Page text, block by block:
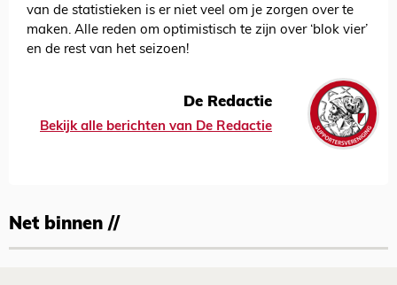
van de statistieken is er niet veel om je zorgen over te
maken. Alle reden om optimistisch te zijn over ‘blok vier’
en de rest van het seizoen!
De Redactie
Bekijk alle berichten van De Redactie
Net binnen //